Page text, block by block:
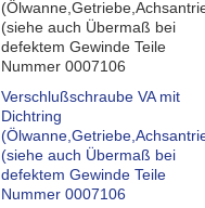
Verschlußschraube VA mit
Dichtring
(siehe auch Übermaß bei
defektem Gewinde Teile
Nummer 0007106